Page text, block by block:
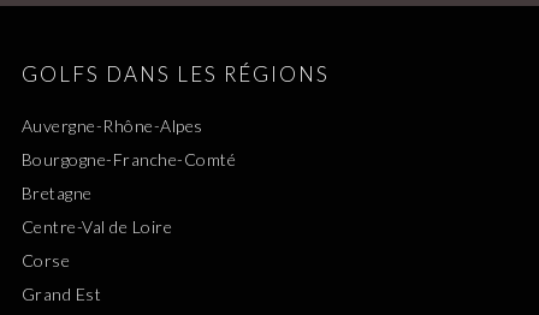
GOLFS DANS LES RÉGIONS
Auvergne-Rhône-Alpes
Bourgogne-Franche-Comté
Bretagne
Centre-Val de Loire
Corse
Grand Est